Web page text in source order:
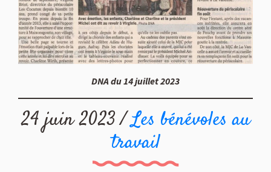
DNA du 14 juillet 2023
24 juin 2023 /Les bénévoles au
travail